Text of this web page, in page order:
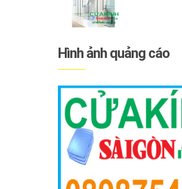
Hình ảnh quảng cáo